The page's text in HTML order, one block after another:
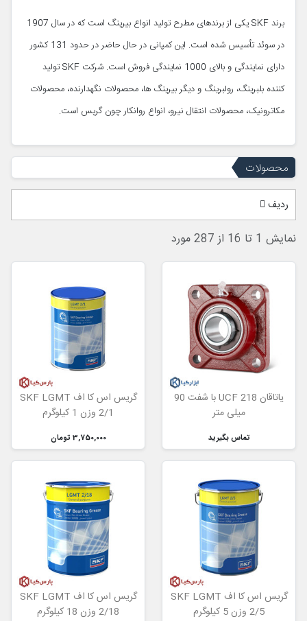
برند SKF یکی از برندهای مطرح تولید انواع بیرینگ است که در سال 1907
در سوئد تأسیس شده است. این کمپانی در حال حاضر در حدود 131 کشور
دارای نمایندگی و بالای 1000 نمایندگی فروش است. شرکت SKF تولید
کننده بلبرینگ، رولبرینگ و دیگر بیرینگ ها، محصولات نگهدارنده، محصولات
مکاترونیک، محصولات انتقال نیرو، انواع روانکار چون گریس است.
محصولات
ردیف
نمایش 1 تا 16 از 287 مورد
یاتاقان UCF 218 با شفت 90
میلی متر
تماس بگیرید
گریس اس کا اف SKF LGMT
2/1 وزن 1 کیلوگرم
3,750,000 تومان
گریس اس کا اف SKF LGMT
2/5 وزن 5 کیلوگرم
گریس اس کا اف SKF LGMT
2/18 وزن 18 کیلوگرم